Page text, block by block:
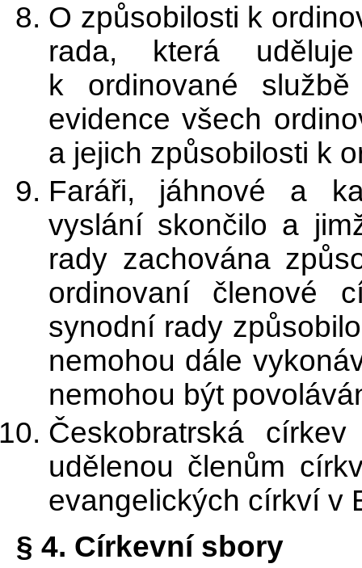
O způsobilosti k
rada, která
k ordinované
evidence všech
a jejich způsobilosti k
Faráři, jáhnové a
vyslání skončilo a
rady zachována
ordinovaní členové
synodní rady
nemohou dále
nemohou být
Českobratrská
udělenou členům
evangelických církví v
§ 4. Církevní sbory